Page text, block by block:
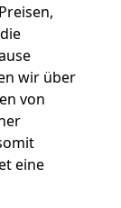
wir über
von
eine